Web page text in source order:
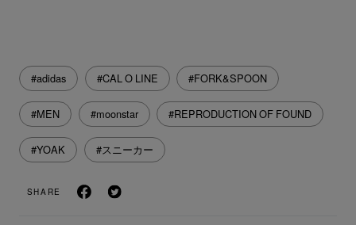
#adidas #CAL O LINE #FORK&SPOON
#MEN #moonstar #REPRODUCTION OF FOUND
#YOAK #スニーカー
SHARE